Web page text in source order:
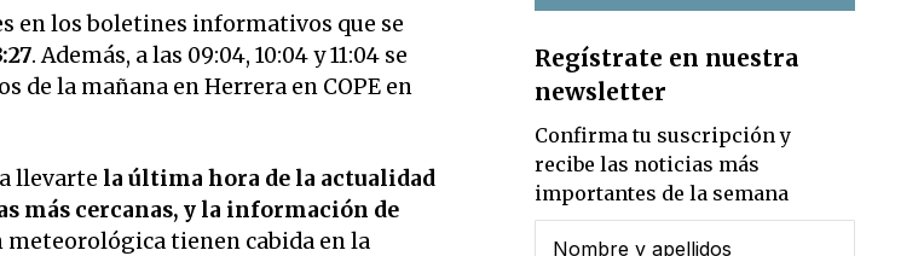
en los boletines informativos que se
. Además, a las 09:04, 10:04 y 11:04 se
la mañana en Herrera en COPE en
llevarte la última hora de la actualidad
más cercanas, y la información de
tienen cabida en la
Regístrate en nuestra
newsletter
Confirma tu suscripción y
recibe las noticias más
importantes de la semana